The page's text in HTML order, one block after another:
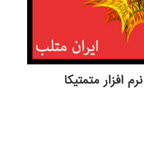
افزار متمتیکا